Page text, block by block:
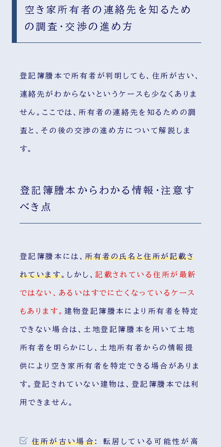
空き家所有者の連絡先を知るため
の調査・交渉の進め方
登記簿謄本で所有者が判明しても、住所が古い、
連絡先がわからないというケースも少なくありま
せん。ここでは、所有者の連絡先を知るための調
査と、その後の交渉の進め方について解説しま
す。
登記簿謄本からわかる情報・注意す
べき点
登記簿謄本には、所有者の氏名と住所が記載さ
れています。しかし、記載されている住所が最新
ではない、あるいはすでに亡くなっているケース
もあります。 建物登記簿謄本により所有者を特定
できない場合は、土地登記簿謄本を用いて土地
所有者を明らかにし、土地所有者からの情報提
供により空き家所有者を特定できる場合がありま
す。登記されていない建物は、登記簿謄本では利
用できません。
住所が古い場合:
転居している可能性が高